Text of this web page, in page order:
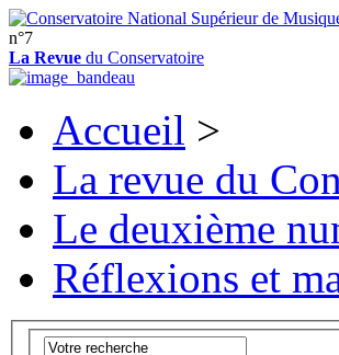
n°7
La Revue du Conservatoire
Accueil >
La revue du
Le deuxième
Réflexions et